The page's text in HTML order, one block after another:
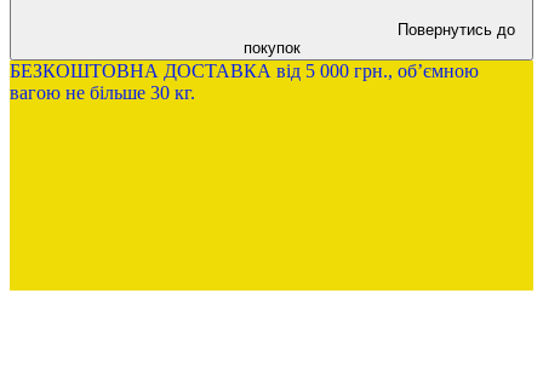
Повернутись до
покупок
БЕЗКОШТОВНА ДОСТАВКА від 5 000 грн., обʼємною
вагою не більше 30 кг.